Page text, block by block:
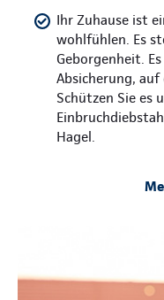
Ihr Zuhause ist
wohlfühlen. Es
Geborgenheit.
Absicherung, auf
Schützen Sie es
Hagel.